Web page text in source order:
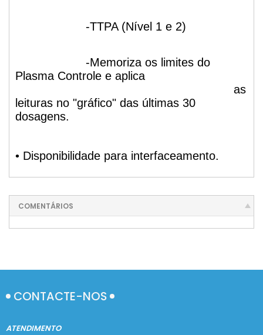
-TTPA (Nível 1 e 2)
-Memoriza os limites do
Plasma Controle e aplica
as
leituras no "gráfico" das últimas 30
dosagens.
• Disponibilidade para interfaceamento.
COMENTÁRIOS
CONTACTE-NOS
ATENDIMENTO